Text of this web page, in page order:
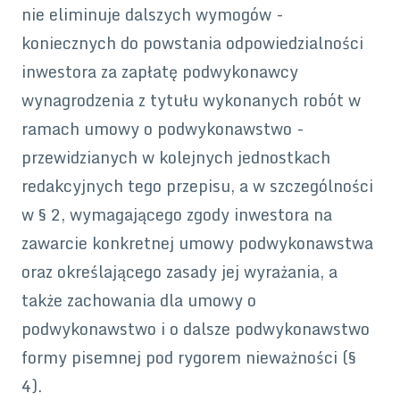
nie eliminuje dalszych wymogów -
koniecznych do powstania odpowiedzialności
inwestora za zapłatę podwykonawcy
wynagrodzenia z tytułu wykonanych robót w
ramach umowy o podwykonawstwo -
przewidzianych w kolejnych jednostkach
redakcyjnych tego przepisu, a w szczególności
w § 2, wymagającego zgody inwestora na
zawarcie konkretnej umowy podwykonawstwa
oraz określającego zasady jej wyrażania, a
także zachowania dla umowy o
podwykonawstwo i o dalsze podwykonawstwo
formy pisemnej pod rygorem nieważności (§
4).